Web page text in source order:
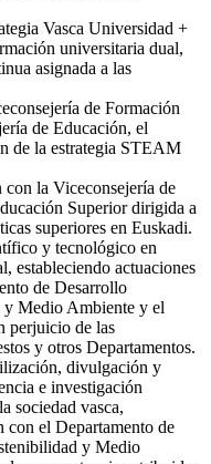
Vasca Universidad +
universitaria dual,
asignada a las
de Formación
de Educación, el
de la estrategia STEAM
la Viceconsejería de
Superior dirigida a
superiores en Euskadi.
y tecnológico en
estableciendo actuaciones
de Desarrollo
Medio Ambiente y el
perjuicio de las
y otros Departamentos.
divulgación y
e investigación
sociedad vasca,
con el Departamento de
y Medio